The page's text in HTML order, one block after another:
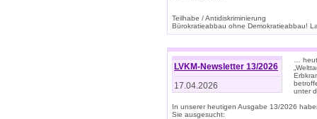
Teilhabe / Antidiskriminierung
Bürokratieabbau ohne Demokratieabbau!
LVKM-Newsletter 13/2026
17.04.2026
…
unter
In unserer heutigen Ausgabe 13/2026
Sie ausgesucht: